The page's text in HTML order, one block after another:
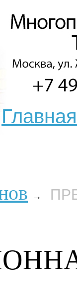
Главная
→